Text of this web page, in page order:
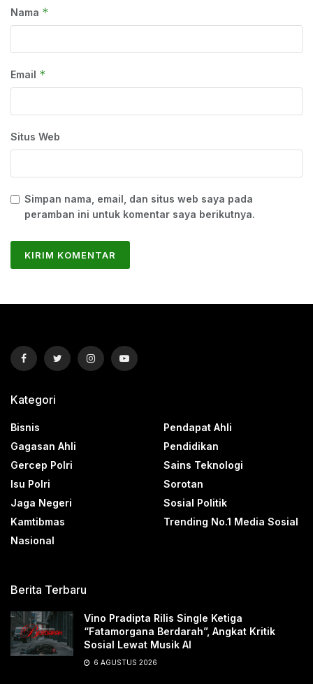
Nama *
Email *
Situs Web
Simpan nama, email, dan situs web saya pada
peramban ini untuk komentar saya berikutnya.
Kategori
Bisnis
Gagasan Ahli
Gercep Polri
Isu Polri
Jaga Negeri
Kamtibmas
Nasional
Pendapat Ahli
Pendidikan
Sains Teknologi
Sorotan
Sosial Politik
Trending No.1 Media Sosial
Berita Terbaru
Vino Pradipta Rilis Single Ketiga
“Fatamorgana Berdarah”, Angkat Kritik
Sosial Lewat Musik AI
6 AGUSTUS 2026